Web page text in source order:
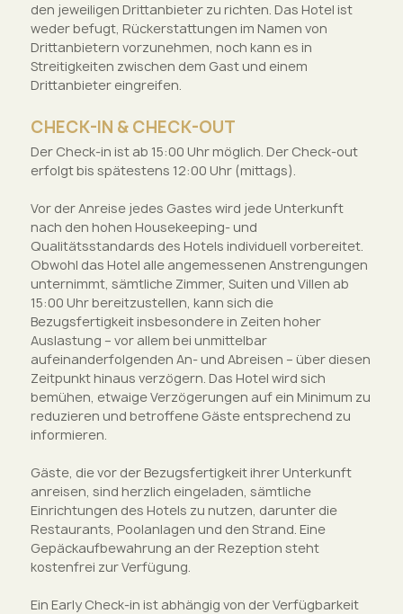
den jeweiligen Drittanbieter zu richten. Das Hotel ist
weder befugt, Rückerstattungen im Namen von
Drittanbietern vorzunehmen, noch kann es in
Streitigkeiten zwischen dem Gast und einem
Drittanbieter eingreifen.
CHECK-IN & CHECK-OUT
Der Check-in ist ab 15:00 Uhr möglich. Der Check-out
erfolgt bis spätestens 12:00 Uhr (mittags).
Vor der Anreise jedes Gastes wird jede Unterkunft
nach den hohen Housekeeping- und
Qualitätsstandards des Hotels individuell vorbereitet.
Obwohl das Hotel alle angemessenen Anstrengungen
unternimmt, sämtliche Zimmer, Suiten und Villen ab
15:00 Uhr bereitzustellen, kann sich die
Bezugsfertigkeit insbesondere in Zeiten hoher
Auslastung – vor allem bei unmittelbar
aufeinanderfolgenden An- und Abreisen – über diesen
Zeitpunkt hinaus verzögern. Das Hotel wird sich
bemühen, etwaige Verzögerungen auf ein Minimum zu
reduzieren und betroffene Gäste entsprechend zu
informieren.
Gäste, die vor der Bezugsfertigkeit ihrer Unterkunft
anreisen, sind herzlich eingeladen, sämtliche
Einrichtungen des Hotels zu nutzen, darunter die
Restaurants, Poolanlagen und den Strand. Eine
Gepäckaufbewahrung an der Rezeption steht
kostenfrei zur Verfügung.
Ein Early Check-in ist abhängig von der Verfügbarkeit